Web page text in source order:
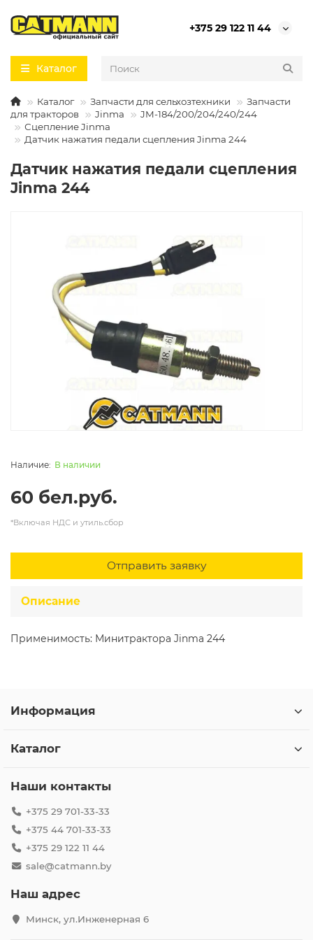
+375 29 122 11 44
Каталог
Каталог Запчасти для сельхозтехники
Запчасти
для тракторов
Jinma
JM-184/200/204/240/244
Сцепление Jinma
Датчик нажатия педали сцепления Jinma 244
Датчик нажатия педали сцепления
Jinma 244
В наличии
60 бел.руб.
*Включая НДС и утиль.сбор
Отправить заявку
Описание
Применимость: Минитрактора Jinma 244
Информация
Каталог
Наши контакты
+375 29 701-33-33
+375 44 701-33-33
+375 29 122 11 44
sale@catmann.by
Наш адрес
Минск, ул.Инженерная 6